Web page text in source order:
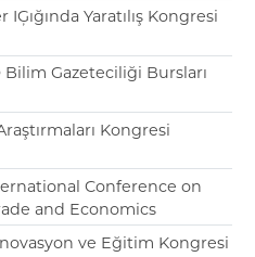
Yaratılış Kongresi
Gazeteciliği Bursları
Kongresi
Conference on
and Economics
ve Eğitim Kongresi